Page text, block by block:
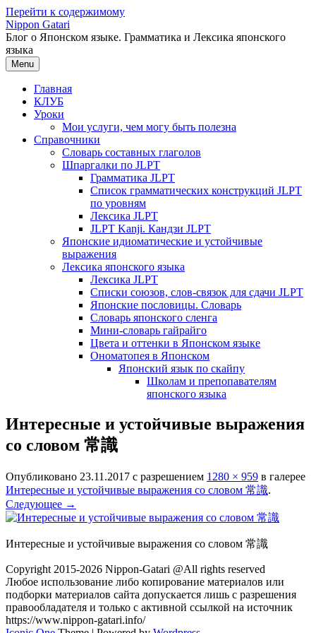
Перейти к содержимому
Nippon Gatari
Блог о Японском языке. Грамматика и Лексика японского
языка
Menu
Главная
КЛУБ
Уроки
Мои услуги, чем могу быть полезна
Справочники
Словарь составных глаголов
Шпаргалки по JLPT
Грамматика JLPT
Список грамматических конструкций JLPT
по уровням
Лексика JLPT
JLPT Kanji. Кандзи JLPT
Японские идиоматические и устойчивые
выражения
Лексика японского языка
Лексика JLPT
Списки союзов, слов-связок для сдачи JLPT
Японские пословицы. Словарь
Словарь японского сленга
Мини-словарь гайрайго
Цвета и оттенки в Японском языке
Ономатопея в Японском
Японский язык по скайпу
Школам и препопавателям
японского языка
Интересные и устойчивые выражения
со словом 常識
Опубликовано 23.11.2017 с разрешением 1280 × 959 в галерее
Интересные и устойчивые выражения со словом 常識.
Следующее →
Интересные и устойчивые выражения со словом 常識
Copyright 2015-2026 Nippon-Gatari @All rights reserved
Любое использование либо копирование материалов или
подборки материалов сайта допускается лишь с разрешения
правообладателя и только с активной ссылкой на источник
https://www.nippon-gatari.info/